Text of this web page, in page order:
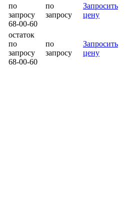
по
запросу
68-00-60
по
запросу
Запросить
цену
остаток
по
запросу
68-00-60
по
запросу
Запросить
цену